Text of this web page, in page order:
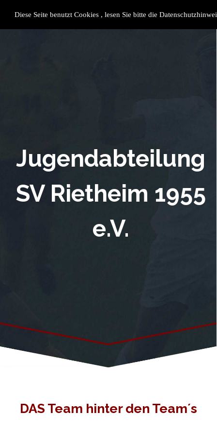
Diese Seite benutzt Cookies , lesen Sie bitte die Shop
Jugendabteilung
SV Rietheim 1955
e.V.
DAS Team hinter den Team´s